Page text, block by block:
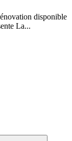
disponible
La...